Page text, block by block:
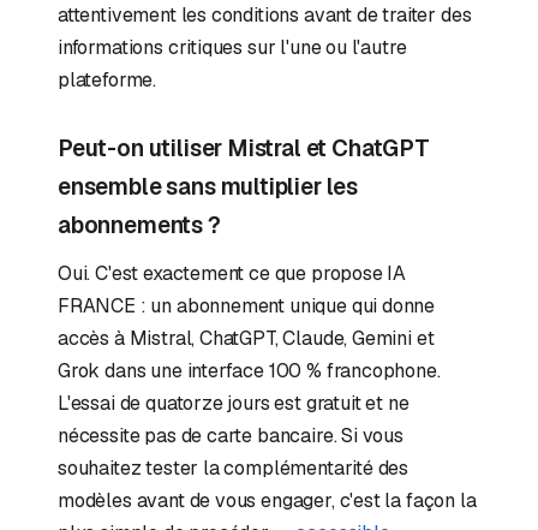
attentivement les conditions avant de traiter des
informations critiques sur l'une ou l'autre
plateforme.
Peut-on utiliser Mistral et ChatGPT
ensemble sans multiplier les
abonnements ?
Oui. C'est exactement ce que propose IA
FRANCE : un abonnement unique qui donne
accès à Mistral, ChatGPT, Claude, Gemini et
Grok dans une interface 100 % francophone.
L'essai de quatorze jours est gratuit et ne
nécessite pas de carte bancaire. Si vous
souhaitez tester la complémentarité des
modèles avant de vous engager, c'est la façon la